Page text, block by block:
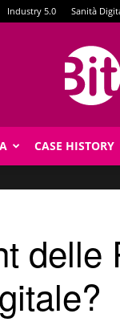
Industry 5.0 Sanità
CASE HISTORY
delle